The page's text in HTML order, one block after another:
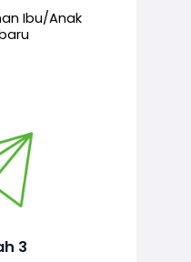
Ibu/Anak
3
dihantar
dan